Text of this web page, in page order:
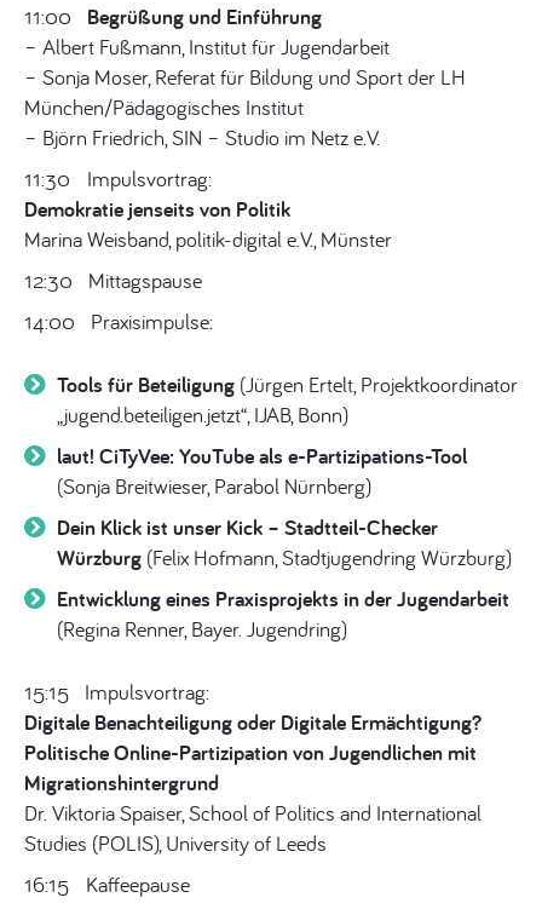
11:00
Begrüßung und Einführung
– Albert Fußmann, Institut für Jugendarbeit
– Sonja Moser, Referat für Bildung und Sport der LH
München/Pädagogisches Institut
– Björn Friedrich, SIN – Studio im Netz e.V.
11:30 Impulsvortrag:
Demokratie jenseits von Politik
Marina Weisband, politik-digital e.V., Münster
12:30
Mittagspause
14:00 Praxisimpulse:
Tools für Beteiligung (Jürgen Ertelt, Projektkoordinator
„jugend.beteiligen.jetzt“, IJAB, Bonn)
laut! CiTyVee: YouTube als e-Partizipations-Tool
(Sonja Breitwieser, Parabol Nürnberg)
Dein Klick ist unser Kick – Stadtteil-Checker
Würzburg (Felix Hofmann, Stadtjugendring Würzburg)
Entwicklung eines Praxisprojekts in der Jugendarbeit
(Regina Renner, Bayer. Jugendring)
15:15 Impulsvortrag:
Digitale Benachteiligung oder Digitale Ermächtigung?
Politische Online-Partizipation von Jugendlichen mit
Migrationshintergrund
Dr. Viktoria Spaiser, School of Politics and International
Studies (POLIS), University of Leeds
16:15 Kaffeepause